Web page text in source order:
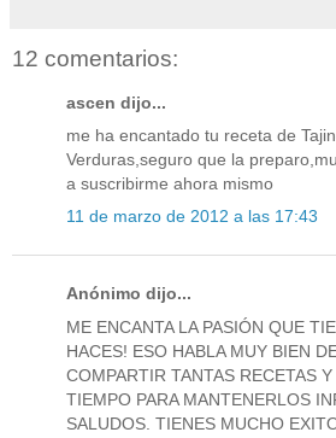
12 comentarios:
ascen dijo...
me ha encantado tu receta de
Verduras,seguro que la
a suscribirme ahora mismo
11 de marzo de 2012 a las 17:43
Anónimo dijo...
ME ENCANTA LA PASIÓN QUE
HACES! ESO HABLA MUY BIEN
COMPARTIR TANTAS RECETAS Y
TIEMPO PARA MANTENERLOS
SALUDOS. TIENES MUCHO